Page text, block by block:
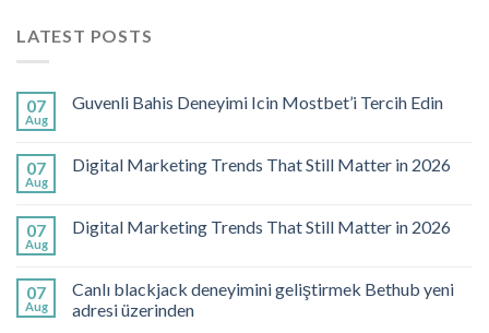
LATEST POSTS
07
Aug
Guvenli Bahis Deneyimi Icin Mostbet’i Tercih Edin
07
Aug
Digital Marketing Trends That Still Matter in 2026
07
Aug
Digital Marketing Trends That Still Matter in 2026
07
Aug
Canlı blackjack deneyimini geliştirmek Bethub yeni
adresi üzerinden